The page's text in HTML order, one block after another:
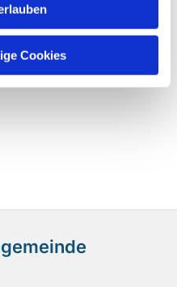
Cookies